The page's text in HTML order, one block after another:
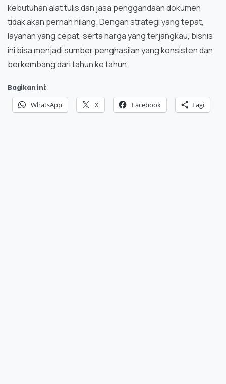
kebutuhan alat tulis dan jasa penggandaan dokumen
tidak akan pernah hilang. Dengan strategi yang tepat,
layanan yang cepat, serta harga yang terjangkau, bisnis
ini bisa menjadi sumber penghasilan yang konsisten dan
berkembang dari tahun ke tahun.
Bagikan ini:
WhatsApp X Facebook Lagi